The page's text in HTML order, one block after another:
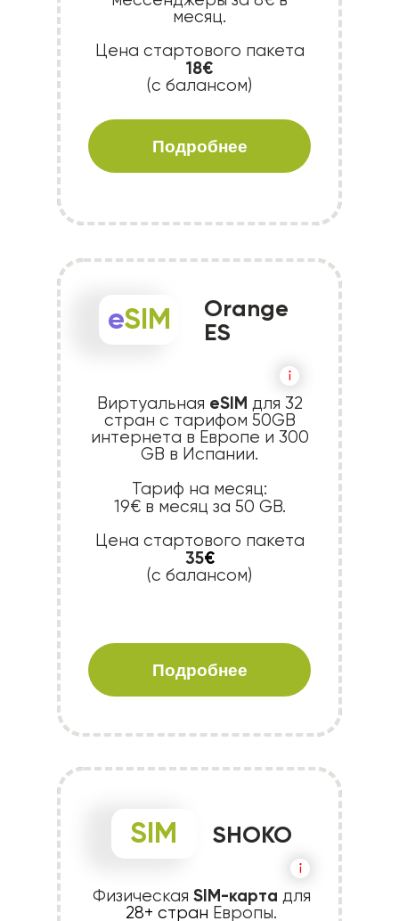
месяц.
Цена стартового пакета
18€
(с балансом)
Подробнее
Виртуальная eSIM для 32
стран с тарифом 50GB
интернета в Европе и 300
GB в Испании.
Тариф на месяц:
19€ в месяц за 50 GB.
Цена стартового пакета
35€
(c балансом)
Подробнее
eSIM
Orange
ES
Физическая SIM-карта для
28+ стран Европы.
SIM SHOKO